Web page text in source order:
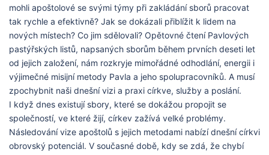
mohli apoštolové se svými týmy při zakládání sborů pracovat
tak rychle a efektivně? Jak se dokázali přiblížit k lidem na
nových místech? Co jim sdělovali? Opětovné čtení Pavlových
pastýřských listů, napsaných sborům během prvních deseti let
od jejich založení, nám rozkryje mimořádné odhodlání, energii i
výjimečné misijní metody Pavla a jeho spolupracovníků. A musí
zpochybnit naši dnešní vizi a praxi církve, služby a poslání.
I když dnes existují sbory, které se dokážou propojit se
společností, ve které žijí, církev zažívá velké problémy.
Následování vize apoštolů s jejich metodami nabízí dnešní církvi
obrovský potenciál. V současné době, kdy se zdá, že chybí